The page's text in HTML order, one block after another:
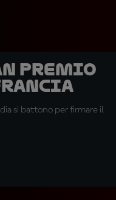
Premio
si battono per firmare il